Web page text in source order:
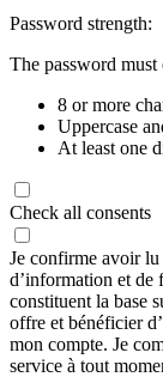
Password strength:
The password must
8 or more
Uppercase
At least one
Check all consents
Je confirme avoir lu
d’information et
constituent la base
offre et bénéficier
mon compte. Je
service à tout